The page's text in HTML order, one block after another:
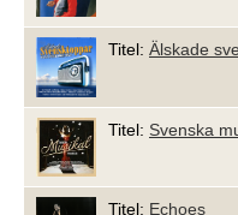
Titel: Älskade
Titel: Svenska
Titel: Echoes